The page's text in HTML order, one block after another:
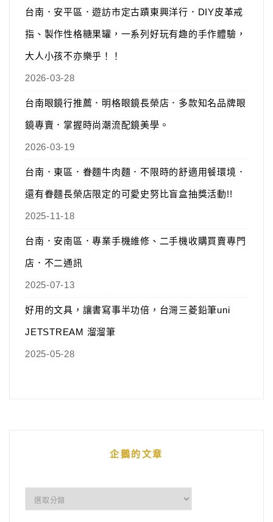
台南．安平區．遊訪市定古蹟東興洋行．DIY皮革戒
指、製作性格糖果罐，一系列好玩有趣的手作體驗，
大人小孩不亦樂乎！！
2026-03-28
台南眼鏡行推薦．明格眼鏡長榮店．多款知名品牌眼
鏡專賣．掌握時尚潮流配鏡美學。
2026-03-19
台南．東區．眷麵牛肉麵．不限時的舒適用餐環境．
還有眷麵長榮店限定的可愛史努比盲盒抽獎活動!!
2025-11-18
台南．安南區．專業手機維修、二手機收購買賣專門
店．不二通訊
2025-07-13
好用的文具，讓書寫事半功倍，台灣三菱鉛筆uni
JETSTREAM 溜溜筆
2025-05-28
企鵝的文章